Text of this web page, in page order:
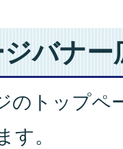
バナー
のトップペ
す。